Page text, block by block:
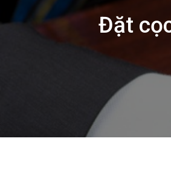
Đặt